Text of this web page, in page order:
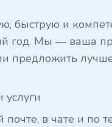
быструю и
год. Мы — ваша
предложить
почте, в чате и по